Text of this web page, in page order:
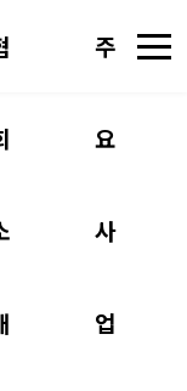
주
요
사
업